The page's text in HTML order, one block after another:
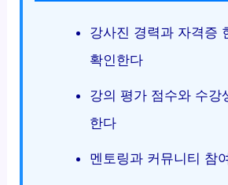
강사진 경력과 자격증
확인한다
강의 평가 점수와 수강
한다
멘토링과 커뮤니티 참